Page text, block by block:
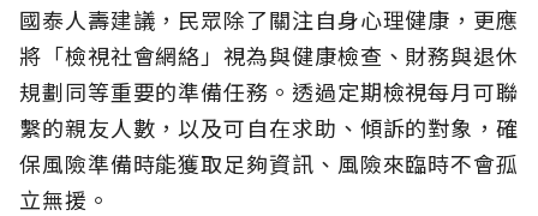
國泰人壽建議，民眾除了關注自身心理健康，更應
將「檢視社會網絡」視為與健康檢查、財務與退休
規劃同等重要的準備任務。透過定期檢視每月可聯
繫的親友人數，以及可自在求助、傾訴的對象，確
保風險準備時能獲取足夠資訊、風險來臨時不會孤
立無援。